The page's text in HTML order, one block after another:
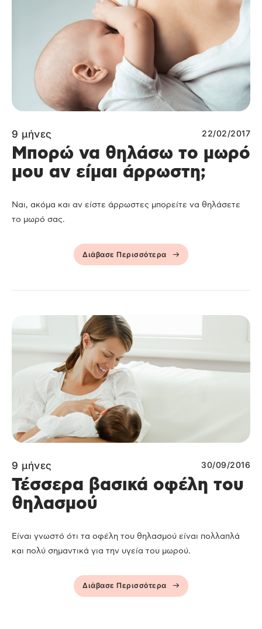
9 μήνες 22/02/2017
Μπορώ να θηλάσω το μωρό
μου αν είμαι άρρωστη;
Ναι, ακόμα και αν είστε άρρωστες μπορείτε να θηλάσετε
το μωρό σας.
Διάβασε Περισσότερα
9 μήνες 30/09/2016
Τέσσερα βασικά οφέλη του
θηλασμού
Είναι γνωστό ότι τα οφέλη του θηλασμού είναι πολλαπλά
και πολύ σημαντικά για την υγεία του μωρού.
Διάβασε Περισσότερα